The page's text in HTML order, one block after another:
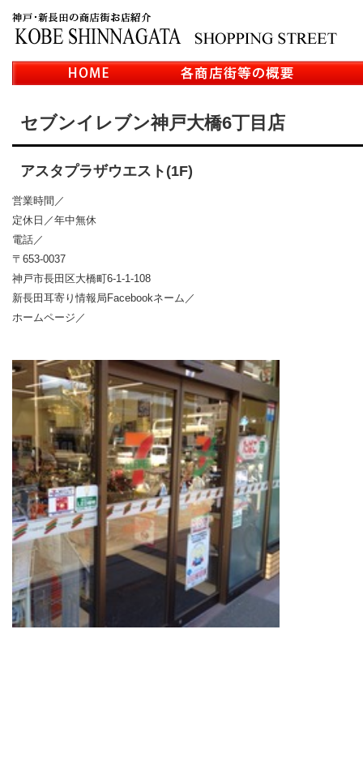
セブンイレブン神戸大橋6丁目店
アスタプラザウエスト(1F)
営業時間／
定休日／年中無休
電話／
〒653-0037
神戸市長田区大橋町6-1-1-108
新長田耳寄り情報局Facebookネーム／
ホームページ／